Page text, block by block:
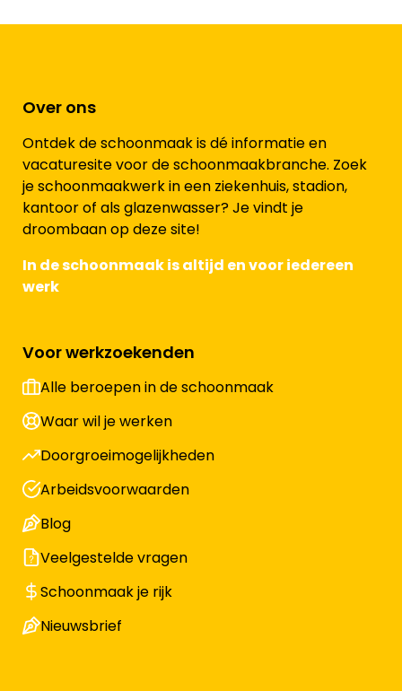
Over ons
Ontdek de schoonmaak is dé informatie en
vacaturesite voor de schoonmaakbranche. Zoek
je schoonmaakwerk in een ziekenhuis, stadion,
kantoor of als glazenwasser? Je vindt je
droombaan op deze site!
In de schoonmaak is altijd en voor iedereen
werk
Voor werkzoekenden
Alle beroepen in de schoonmaak
Waar wil je werken
Doorgroeimogelijkheden
Arbeidsvoorwaarden
Blog
Veelgestelde vragen
Schoonmaak je rijk
Nieuwsbrief